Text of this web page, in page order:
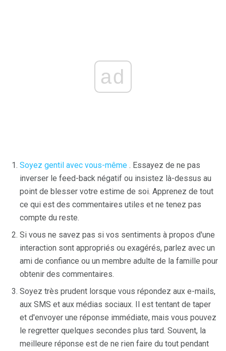
ad
Soyez gentil avec vous-même . Essayez de ne pas
inverser le feed-back négatif ou insistez là-dessus au
point de blesser votre estime de soi. Apprenez de tout
ce qui est des commentaires utiles et ne tenez pas
compte du reste.
Si vous ne savez pas si vos sentiments à propos d'une
interaction sont appropriés ou exagérés, parlez avec un
ami de confiance ou un membre adulte de la famille pour
obtenir des commentaires.
Soyez très prudent lorsque vous répondez aux e-mails,
aux SMS et aux médias sociaux. Il est tentant de taper
et d'envoyer une réponse immédiate, mais vous pouvez
le regretter quelques secondes plus tard. Souvent, la
meilleure réponse est de ne rien faire du tout pendant